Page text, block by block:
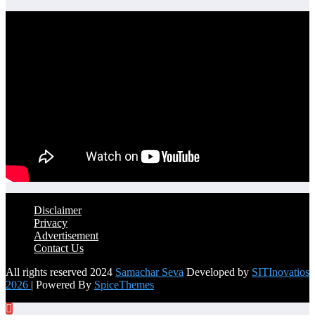
Disclaimer
Privacy
Advertisement
Contact Us
All rights reserved 2024 Samachar Seva Developed by SITInovatios
2026 | Powered By SpiceThemes